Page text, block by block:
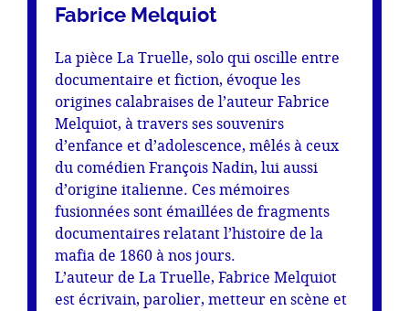
Fabrice Melquiot
La pièce La Truelle, solo qui oscille entre
documentaire et fiction, évoque les
origines calabraises de l’auteur Fabrice
Melquiot, à travers ses souvenirs
d’enfance et d’adolescence, mêlés à ceux
du comédien François Nadin, lui aussi
d’origine italienne. Ces mémoires
fusionnées sont émaillées de fragments
documentaires relatant l’histoire de la
mafia de 1860 à nos jours.
L’auteur de La Truelle, Fabrice Melquiot
est écrivain, parolier, metteur en scène et